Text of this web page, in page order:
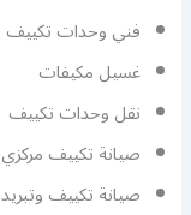
فني وحدات تكييف
غسيل مكيفات
نقل وحدات تكييف
صيانة تكييف مركزي
صيانة تكييف وتبريد